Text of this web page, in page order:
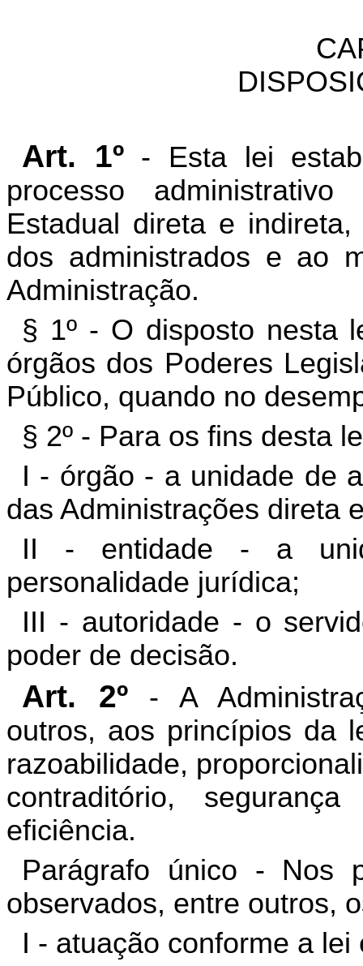
Art. 1º- Esta lei
processo
Estadual direta e
dos administrados e ao
Administração.
§ 1º - O disposto nesta
órgãos dos Poderes
Público, quando no
§ 2º - Para os fins desta
I - órgão - a unidade de
das Administrações direta
II - entidade - a
personalidade jurídica;
III - autoridade - o
poder de decisão.
Art. 2º- A
outros, aos princípios da
razoabilidade,
contraditório,
eficiência.
Parágrafo único - Nos
observados, entre outros,
I - atuação conforme a lei